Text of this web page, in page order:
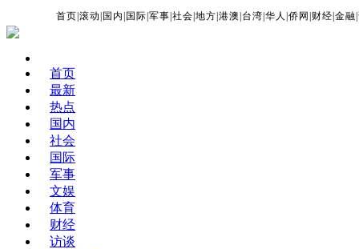
首页 |滚动 国内 国际 |军事 |社会 |地方 |港澳 台湾 |华人 |侨网 财经 |金融 |
首页
最新
热点
国内
社会
国际
军事
文娱
体育
财经
访谈